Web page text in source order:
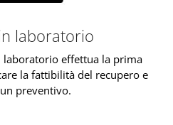
laboratorio
effettua la prima
la fattibilità del recupero e
preventivo.